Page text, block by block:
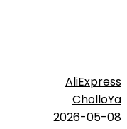
AliExpress
CholloYa
2026-05-08